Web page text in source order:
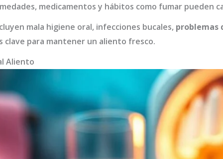
medicamentos y hábitos como fumar pueden
mala higiene oral, infecciones bucales, problemas
clave para mantener un aliento fresco.
Aliento